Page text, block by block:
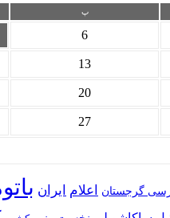
پ
6
13
20
27
گرجستان اعلام ایران